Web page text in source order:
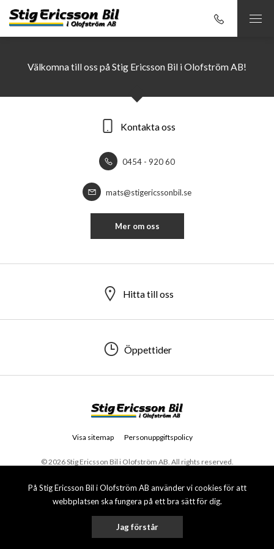
På Stig Ericsson Bil i Olofström AB använder vi cookies för att
webbplatsen ska fungera på ett bra sätt för dig.
Jag förstår
Välkomna till oss på Stig Ericsson Bil i Olofström AB!
Kontakta oss
0454 - 920 60
mats@stigericssonbil.se
Mer om oss
Hitta till oss
Öppettider
© 2026 Stig Ericsson Bil i Olofström AB. All rights reserved.
Visa sitemap Personuppgiftspolicy